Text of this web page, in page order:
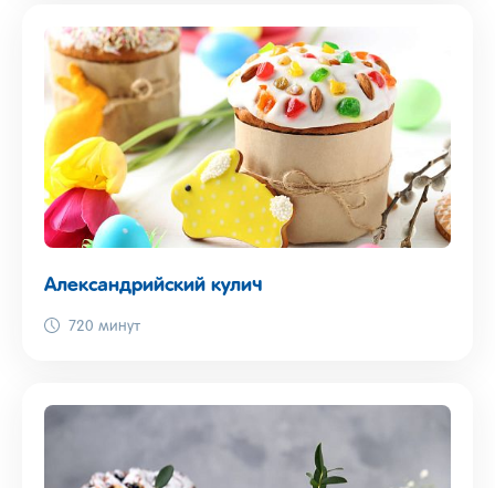
Александрийский кулич
720 минут